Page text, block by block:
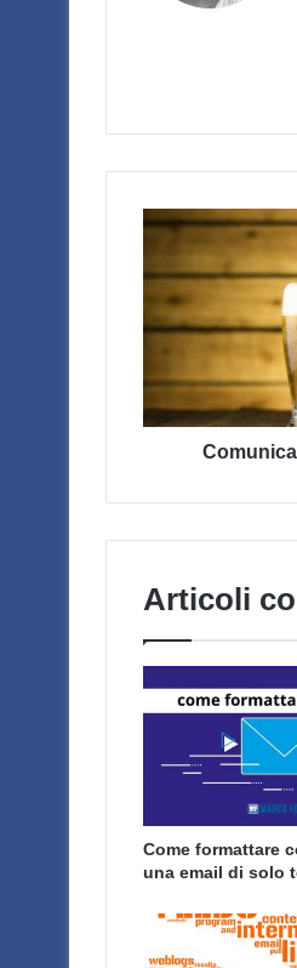
Comunicare
significa
vendere
Articoli
Come formattare
una email di solo